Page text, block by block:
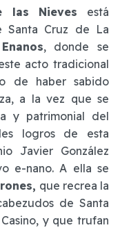
las Nieves está
Santa Cruz de La
, donde se
acto tradicional
de haber sabido
a la vez que se
y patrimonial del
logros de esta
Javier González
e-nano. A ella se
que recrea la
de Santa
y que trufan